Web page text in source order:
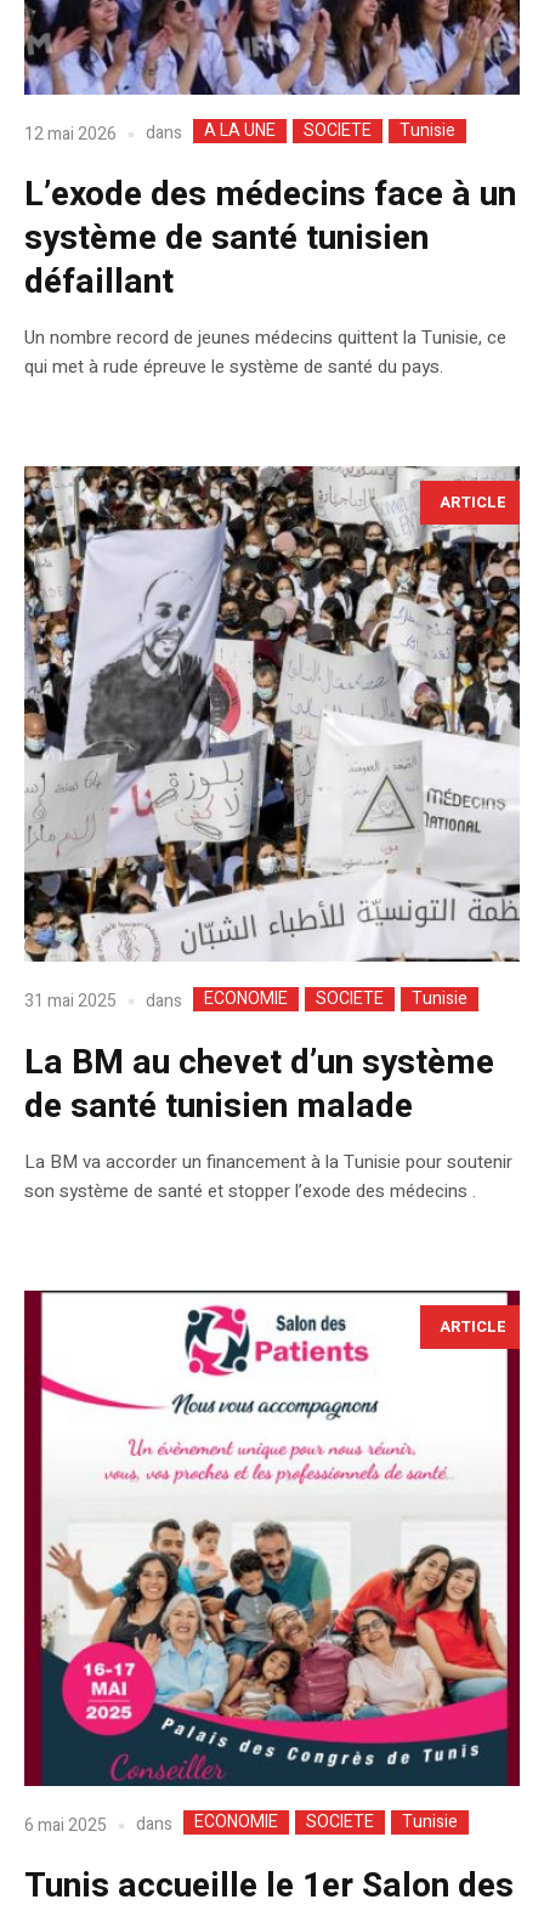
12 mai 2026 dans A LA UNE SOCIETE Tunisie
L’exode des médecins face à un
système de santé tunisien
défaillant
Un nombre record de jeunes médecins quittent la Tunisie, ce
qui met à rude épreuve le système de santé du pays.
ARTICLE
31 mai 2025 dans ECONOMIE SOCIETE Tunisie
La BM au chevet d’un système
de santé tunisien malade
La BM va accorder un financement à la Tunisie pour soutenir
son système de santé et stopper l’exode des médecins .
ARTICLE
6 mai 2025 dans ECONOMIE SOCIETE Tunisie
Tunis accueille le 1er Salon des